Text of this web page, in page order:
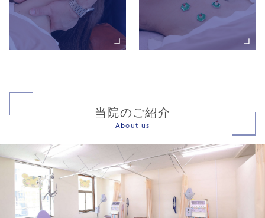
当院のご紹介
About us